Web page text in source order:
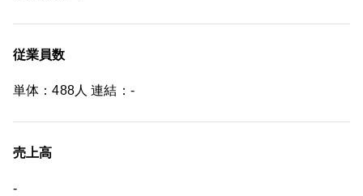
従業員数
単体：488人 連結：-
売上高
-